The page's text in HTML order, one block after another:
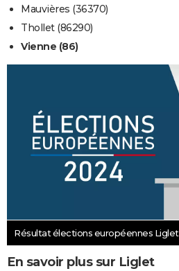
Mauvières (36370)
Thollet (86290)
Vienne (86)
Résultat élections européennes Liglet
En savoir plus sur Liglet